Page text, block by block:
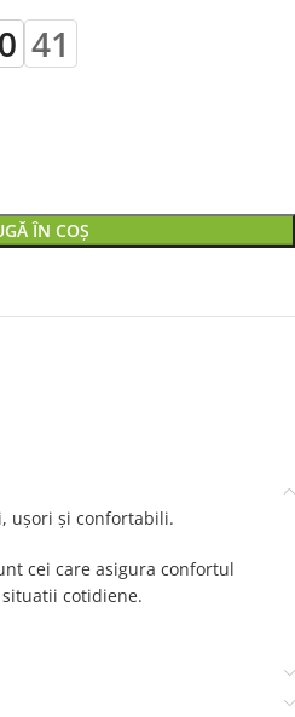
41
ÎN COȘ
ușori și confortabili.
cei care asigura confortul
cotidiene.